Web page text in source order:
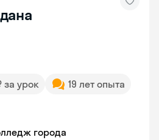
за урок
19 лет опыта
города